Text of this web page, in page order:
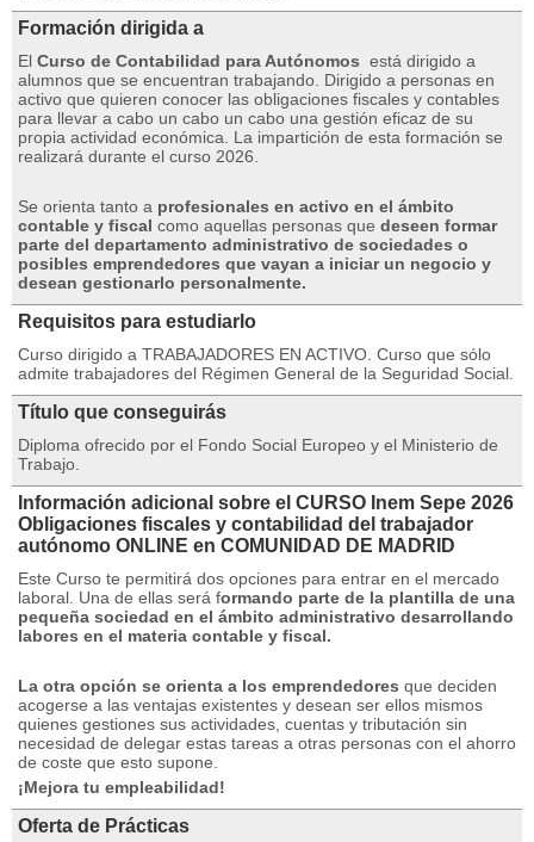
Formación dirigida a
El Curso de Contabilidad para Autónomos está dirigido a
alumnos que se encuentran trabajando. Dirigido a personas en
activo que quieren conocer las obligaciones fiscales y contables
para llevar a cabo un cabo un cabo una gestión eficaz de su
propia actividad económica. La impartición de esta formación se
realizará durante el curso 2026.
Se orienta tanto a profesionales en activo en el ámbito
contable y fiscal como aquellas personas que deseen formar
parte del departamento administrativo de sociedades o
posibles emprendedores que vayan a iniciar un negocio y
desean gestionarlo personalmente.
Requisitos para estudiarlo
Curso dirigido a TRABAJADORES EN ACTIVO. Curso que sólo
admite trabajadores del Régimen General de la Seguridad Social.
Título que conseguirás
Diploma ofrecido por el Fondo Social Europeo y el Ministerio de
Trabajo.
Información adicional sobre el CURSO Inem Sepe 2026
Obligaciones fiscales y contabilidad del trabajador
autónomo ONLINE en COMUNIDAD DE MADRID
Este Curso te permitirá dos opciones para entrar en el mercado
laboral. Una de ellas será formando parte de la plantilla de una
pequeña sociedad en el ámbito administrativo desarrollando
labores en el materia contable y fiscal.
La otra opción se orienta a los emprendedores que deciden
acogerse a las ventajas existentes y desean ser ellos mismos
quienes gestiones sus actividades, cuentas y tributación sin
necesidad de delegar estas tareas a otras personas con el ahorro
de coste que esto supone.
¡Mejora tu empleabilidad!
Oferta de Prácticas